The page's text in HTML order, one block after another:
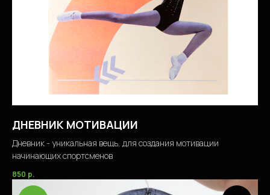
ДНЕВНИК МОТИВАЦИИ
Дневник - уникальная вещь, для создания мотивации
начинающих спортсменов
850 р.